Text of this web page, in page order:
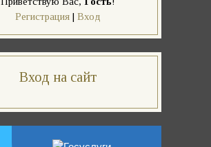
Регистрация | Вход
Вход на сайт